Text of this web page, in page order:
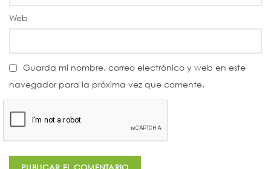
Web
Guarda mi nombre, correo electrónico y web en este
navegador para la próxima vez que comente.